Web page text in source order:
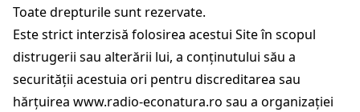
Toate drepturile sunt rezervate.
Este strict interzisă folosirea acestui Site în scopul
distrugerii sau alterării lui, a conținutului său a
securității acestuia ori pentru discreditarea sau
hărțuirea www.radio-econatura.ro sau a organizației